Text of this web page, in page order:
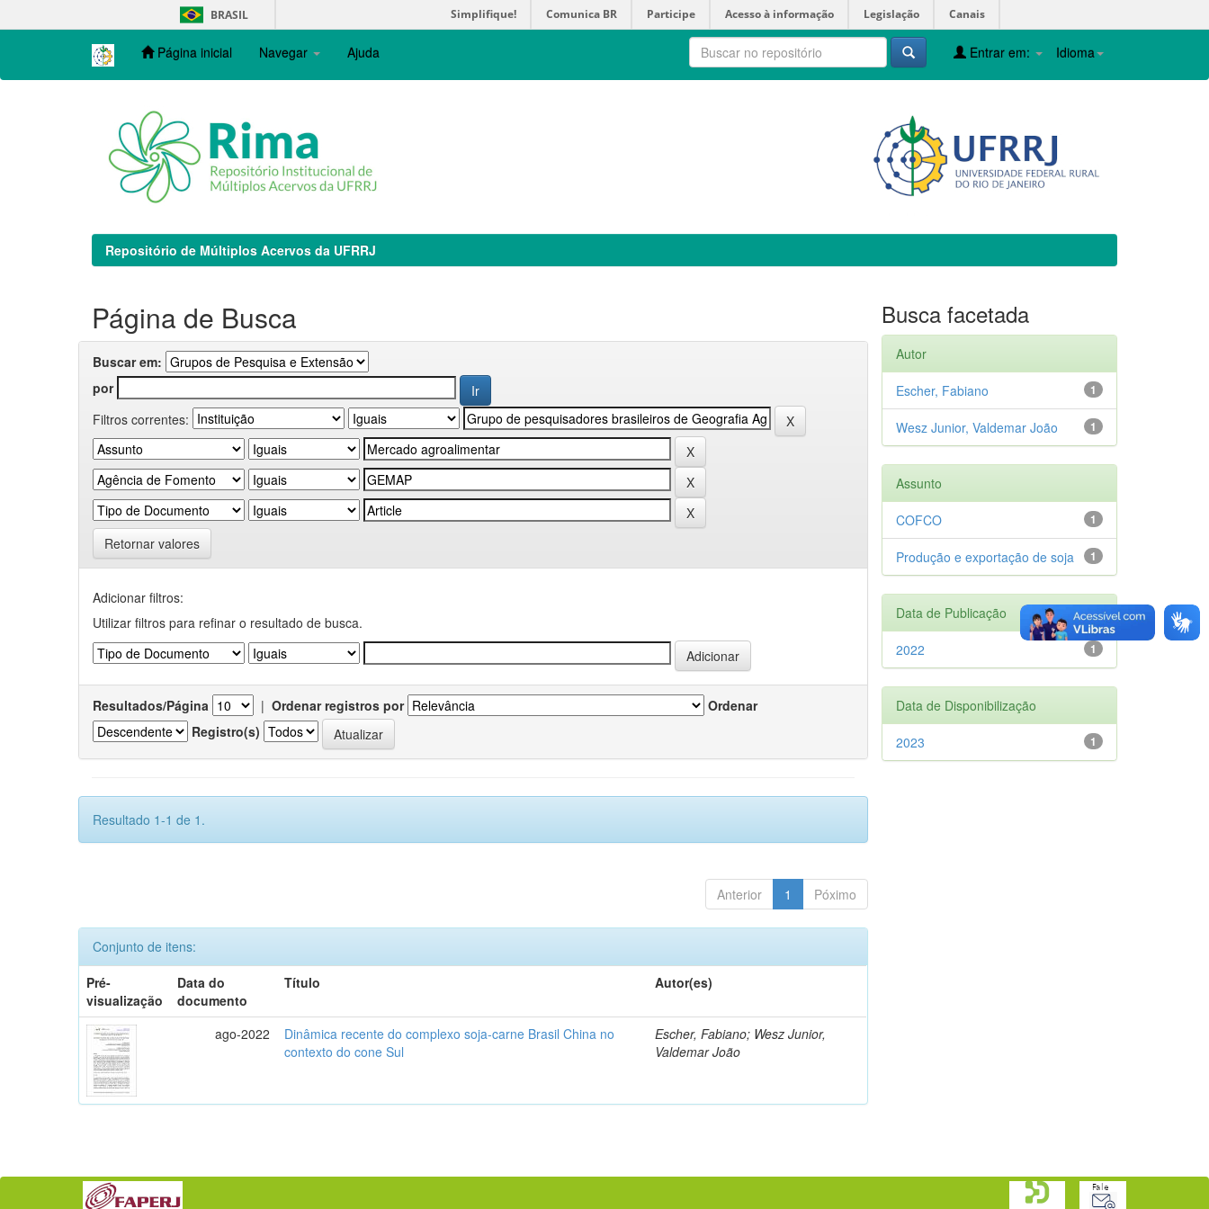
navigation
BRASIL Simplifique! Comunica BR Participe Acesso à informação Legislação Canais
Página inicial Navegar Ajuda Idioma
Entrar em:
Repositório de Múltiplos Acervos da UFRRJ
Página de Busca
Buscar em:
por
Filtros correntes:
Retornar valores
Adicionar filtros:
Utilizar filtros para refinar o resultado de busca.
Resultados/Página | Ordenar registros por
Ordenar
Registro(s)
Resultado 1-1 de 1.
Anterior 1 Póximo
Conjunto de itens:
Pré-
visualização
Data do
documento
Título Autor(es)
ago-2022
Dinâmica recente do complexo soja-carne Brasil China no
contexto do cone Sul
Escher, Fabiano; Wesz Junior,
Valdemar João
Busca facetada
Autor
1
Escher, Fabiano
1
Wesz Junior, Valdemar João
Assunto
1
COFCO
1
Produção e exportação de soja
Data de Publicação
1
2022
Data de Disponibilização
1
2023